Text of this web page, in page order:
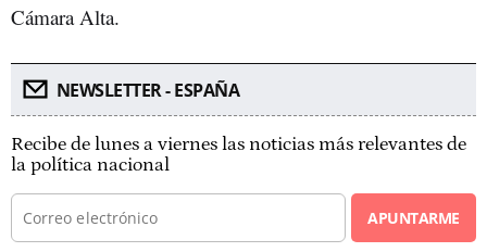
Cámara Alta.
NEWSLETTER - ESPAÑA
Recibe de lunes a viernes las noticias más relevantes de
la política nacional
APUNTARME